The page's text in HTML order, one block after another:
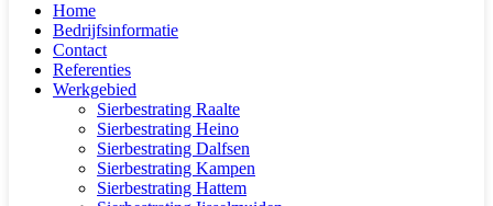
Home
Bedrijfsinformatie
Contact
Referenties
Werkgebied
Sierbestrating Raalte
Sierbestrating Heino
Sierbestrating Dalfsen
Sierbestrating Kampen
Sierbestrating Hattem